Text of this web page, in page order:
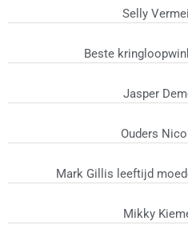
Selly
Beste
Jasper
Ouders
Mark Gillis leeftijd
Mikky